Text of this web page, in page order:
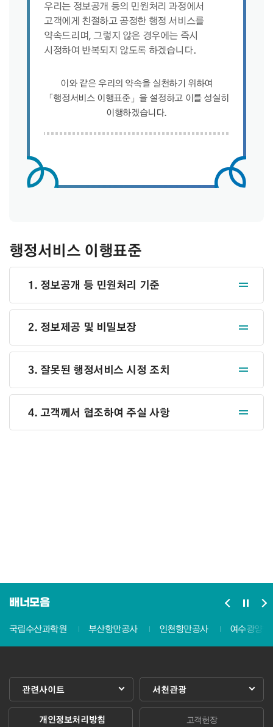
우리는 정보공개 등의 민원처리 과정에서
고객에게 친절하고 공정한 행정 서비스를
약속드리며, 그렇지 않은 경우에는 즉시
시정하여 반복되지 않도록 하겠습니다.
이와 같은 우리의 약속을 실천하기 위하여
「행정서비스 이행표준」을 설정하고 이를 성실히
이행하겠습니다.
행정서비스 이행표준
1. 정보공개 등 민원처리 기준
2. 정보제공 및 비밀보장
3. 잘못된 행정서비스 시정 조치
4. 고객께서 협조하여 주실 사항
배너모음
국립수산과학원
부산항만공사 인천항만공사 여수광양
개인정보처리방침 고객헌장
관련사이트 서천관광